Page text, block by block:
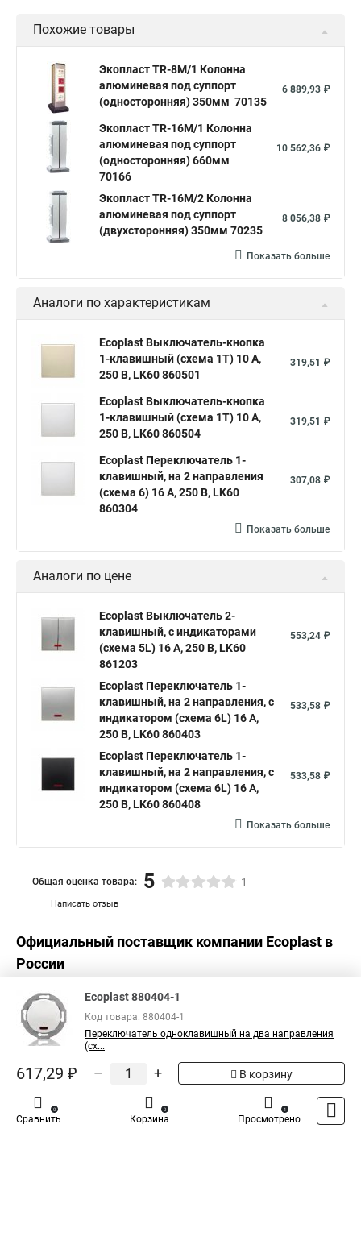
Похожие товары
Экопласт TR-8M/1 Колонна
алюминевая под суппорт
(односторонняя) 350мм 70135
6 889,93 ₽
Экопласт TR-16M/1 Колонна
алюминевая под суппорт
(односторонняя) 660мм
70166
10 562,36 ₽
Экопласт TR-16M/2 Колонна
алюминевая под суппорт
(двухсторонняя) 350мм 70235
8 056,38 ₽
Показать больше
Аналоги по характеристикам
Ecoplast Выключатель-кнопка
1-клавишный (схема 1Т) 10 A,
250 B, LK60 860501
319,51 ₽
Ecoplast Выключатель-кнопка
1-клавишный (схема 1Т) 10 A,
250 B, LK60 860504
319,51 ₽
Ecoplast Переключатель 1-
клавишный, на 2 направления
(схема 6) 16 A, 250 B, LK60
860304
307,08 ₽
Показать больше
Аналоги по цене
Ecoplast Выключатель 2-
клавишный, с индикаторами
(схема 5L) 16 A, 250 B, LK60
861203
553,24 ₽
Ecoplast Переключатель 1-
клавишный, на 2 направления, c
индикатором (схема 6L) 16 A,
250 B, LK60 860403
533,58 ₽
Ecoplast Переключатель 1-
клавишный, на 2 направления, c
индикатором (схема 6L) 16 A,
250 B, LK60 860408
533,58 ₽
Показать больше
Написать отзыв
Общая оценка товара: 5 1
Официальный поставщик компании Ecoplast в
России
Ecoplast 880404-1
Код товара: 880404-1
Переключатель одноклавишный на два направления
(сх...
617,29 ₽ – + В корзину
Сравнить
0
Корзина
0
Просмотрено
1